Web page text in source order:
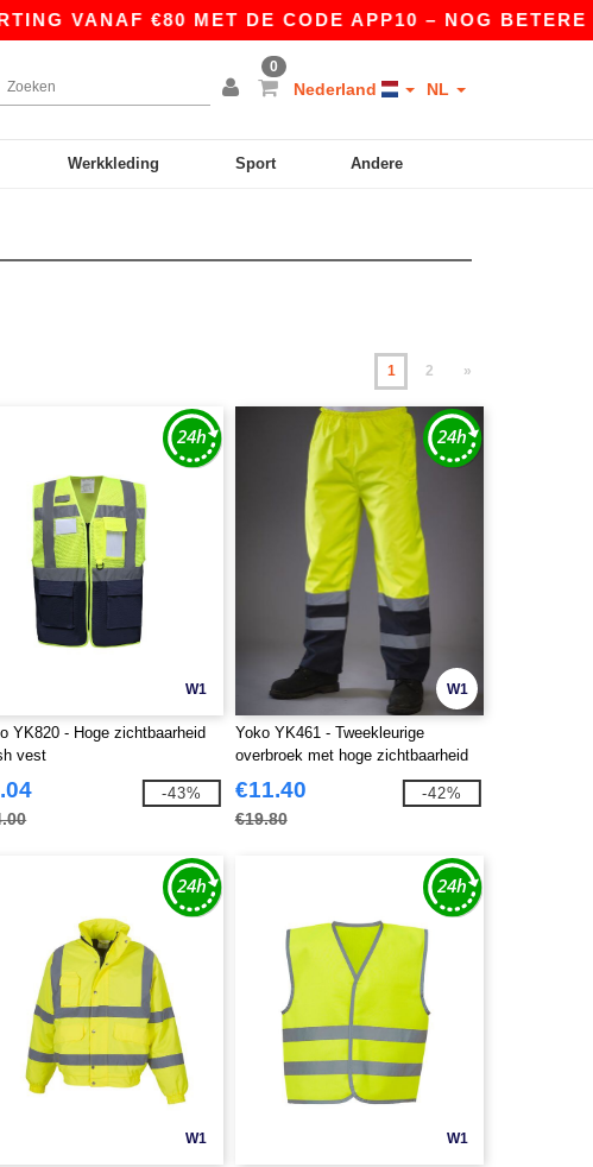
€80 MET DE CODE APP10 – NOG BETERE
0
Nederland NL
Werkkleding Sport Andere
1 2 »
W1
YK820 - Hoge zichtbaarheid
vest
-43%
W1
Yoko YK461 - Tweekleurige
overbroek met hoge zichtbaarheid
€11.40
€19.80
-42%
W1 W1